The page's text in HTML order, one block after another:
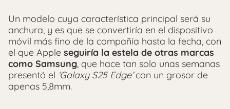
Un modelo cuya característica principal será su
anchura, y es que se convertiría en el dispositivo
móvil más fino de la compañía hasta la fecha, con
el que Apple seguiría la estela de otras marcas
como Samsung, que hace tan solo unas semanas
presentó el ‘Galaxy S25 Edge’con un grosor de
apenas 5,8mm.